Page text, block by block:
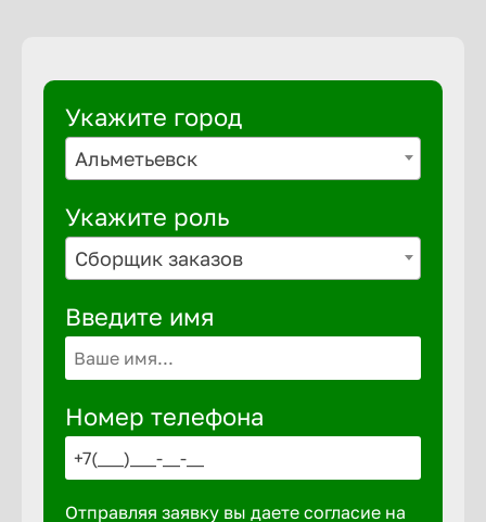
Укажите город
Альметьевск
Укажите роль
Сборщик заказов
Введите имя
Номер телефона
Отправляя заявку вы даете согласие на